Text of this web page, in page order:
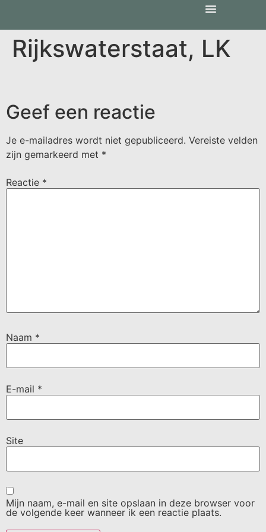
Rijkswaterstaat, LK
Geef een reactie
Je e-mailadres wordt niet gepubliceerd. Vereiste velden
zijn gemarkeerd met *
Reactie *
Naam *
E-mail *
Site
Mijn naam, e-mail en site opslaan in deze browser voor
de volgende keer wanneer ik een reactie plaats.